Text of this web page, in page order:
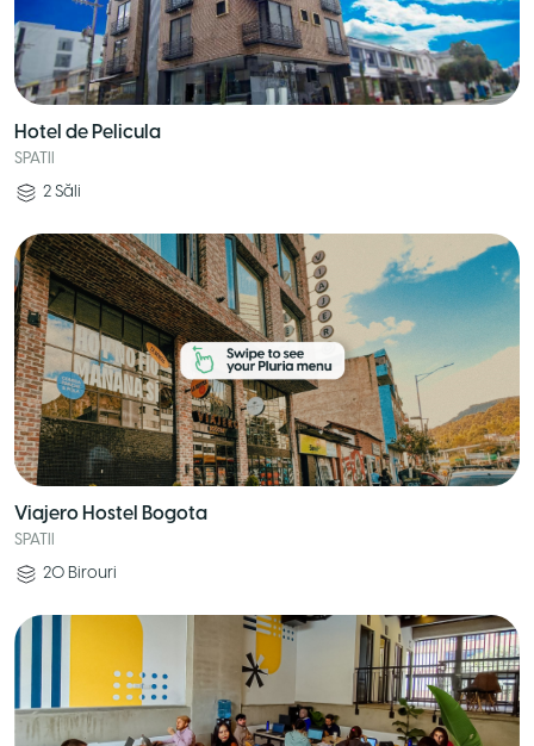
Hotel de Pelicula
SPATII
2 Săli
Viajero Hostel Bogota
SPATII
20 Birouri